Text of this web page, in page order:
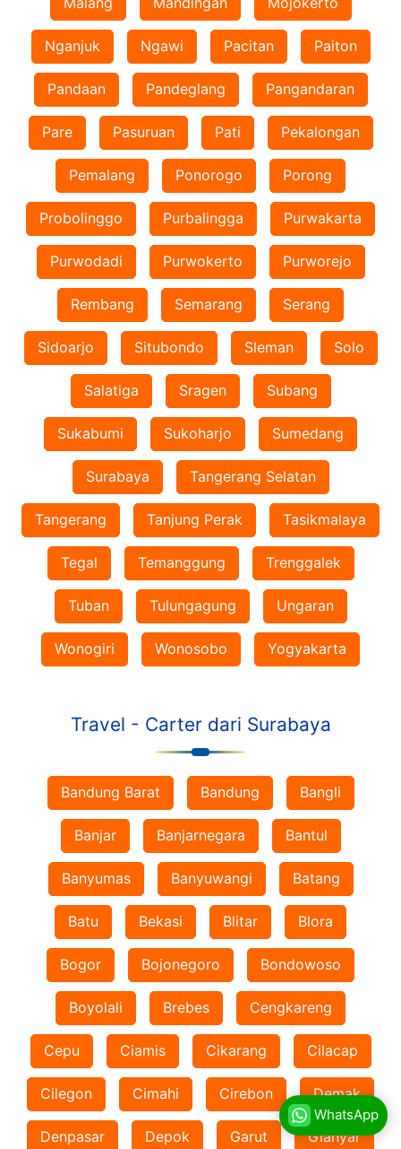
Nganjuk Ngawi Pacitan Paiton
Pandaan Pandeglang Pangandaran
Pare Pasuruan Pati Pekalongan
Pemalang Ponorogo Porong
Probolinggo Purbalingga Purwakarta
Purwodadi Purwokerto Purworejo
Rembang Semarang Serang
Sidoarjo Situbondo Sleman Solo
Salatiga Sragen Subang
Sukabumi Sukoharjo Sumedang
Surabaya Tangerang Selatan
Tangerang Tanjung Perak Tasikmalaya
Tegal Temanggung Trenggalek
Tuban Tulungagung Ungaran
Wonogiri Wonosobo Yogyakarta
Travel - Carter dari Surabaya
Bandung Barat Bandung Bangli
Banjar Banjarnegara Bantul
Banyumas Banyuwangi Batang
Batu Bekasi Blitar Blora
Bogor Bojonegoro Bondowoso
Boyolali Brebes Cengkareng
Cepu Ciamis Cikarang Cilacap
Cilegon Cimahi Cirebon Demak
Denpasar Depok Garut Gianyar
WhatsApp